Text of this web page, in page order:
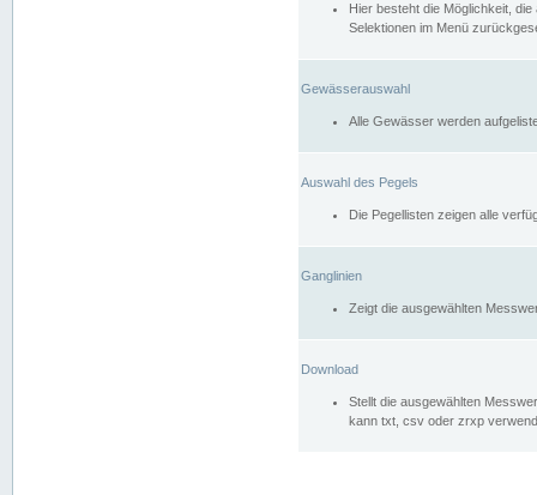
Hier besteht die Möglichkeit,
Selektionen im Menü
Gewässerauswahl
Alle Gewässer werden
Auswahl des Pegels
Die Pegellisten zeigen alle
Ganglinien
Zeigt die ausgewählten
Download
Stellt die ausgewählten
kann txt, csv oder zrxp